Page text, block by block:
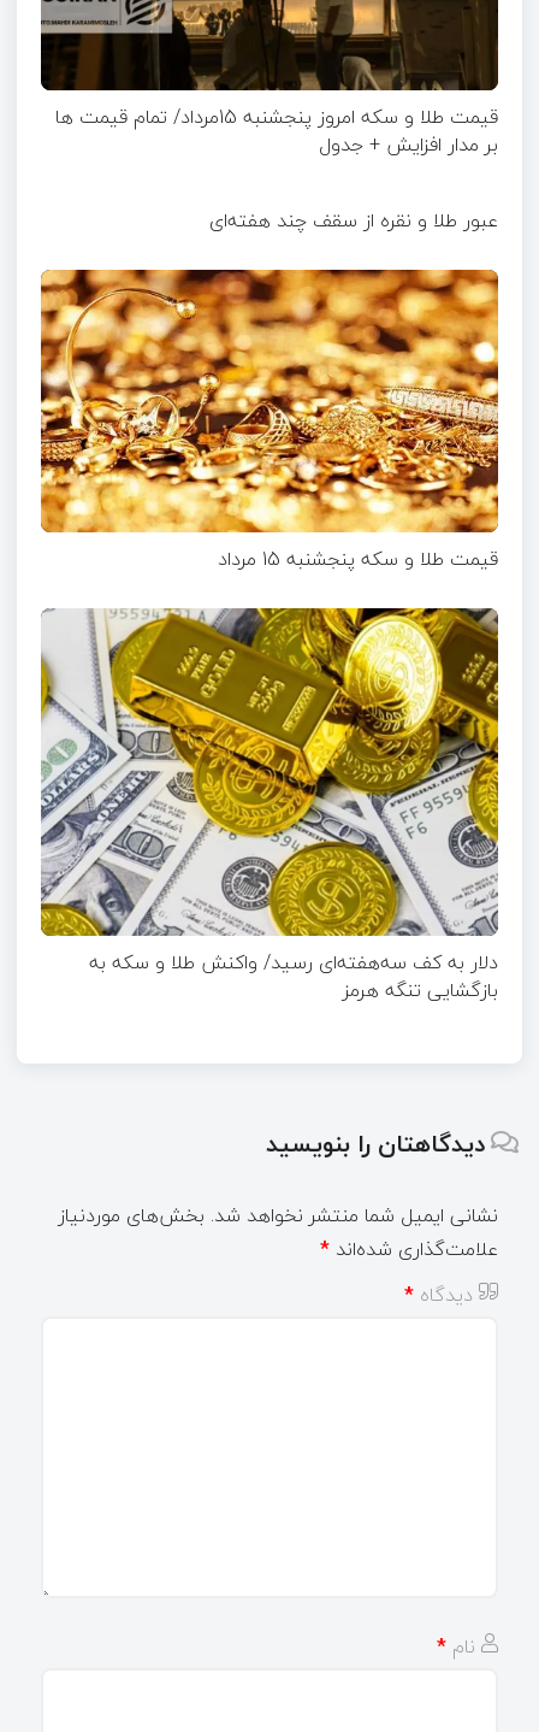
قیمت طلا و سکه امروز پنجشنبه 15مرداد/ تمام قیمت ها
بر مدار افزایش + جدول
عبور طلا و نقره از سقف چند هفته‌ای
قیمت طلا و سکه پنجشنبه 15 مرداد
دلار به کف سه‌هفته‌ای رسید/ واکنش طلا و سکه به
بازگشایی تنگه هرمز
دیدگاهتان را بنویسید
نشانی ایمیل شما منتشر نخواهد شد. بخش‌های موردنیاز
علامت‌گذاری شده‌اند *
دیدگاه *
نام *